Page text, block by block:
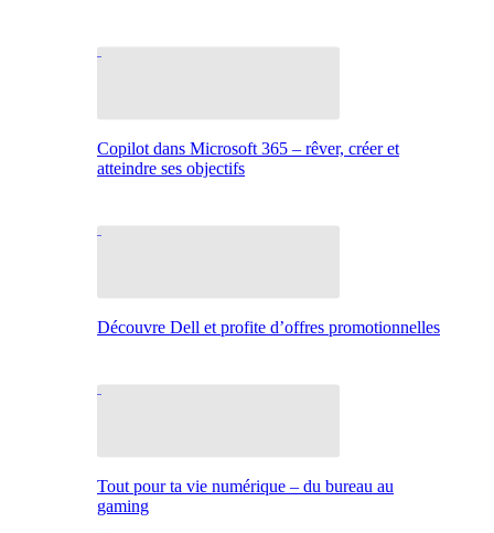
Copilot dans Microsoft 365 – rêver, créer et
atteindre ses objectifs
Découvre Dell et profite d’offres promotionnelles
Tout pour ta vie numérique – du bureau au
gaming